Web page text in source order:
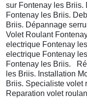
sur Fontenay les Briis.
Fontenay les Briis.
Briis. Dépannage
Volet Roulant
electrique Fontenay
electrique Fontenay
Fontenay les Briis.
les Briis. Installation
Briis. Specialiste volet
Reparation volet